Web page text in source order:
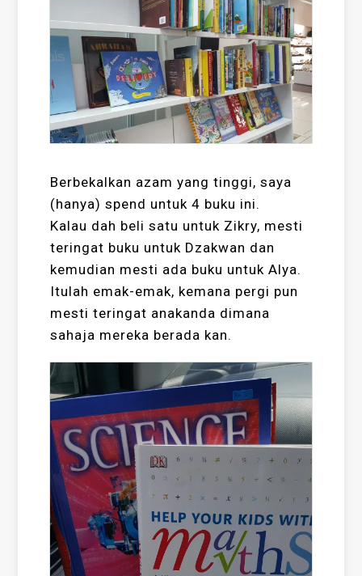
Berbekalkan azam yang tinggi, saya
(hanya) spend untuk 4 buku ini.
Kalau dah beli satu untuk Zikry, mesti
teringat buku untuk Dzakwan dan
kemudian mesti ada buku untuk Alya.
Itulah emak-emak, kemana pergi pun
mesti teringat anakanda dimana
sahaja mereka berada kan.